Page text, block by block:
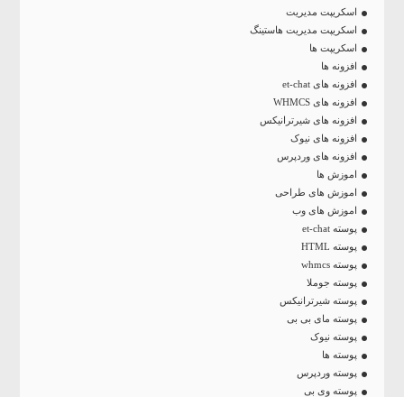
اسکریپت مدیریت
اسکریپت مدیریت هاستینگ
اسکریپت ها
افزونه ها
افزونه های et-chat
افزونه های WHMCS
افزونه های شیرترانیکس
افزونه های نیوک
افزونه های وردپرس
اموزش ها
اموزش های طراحی
اموزش های وب
پوسته et-chat
پوسته HTML
پوسته whmcs
پوسته جوملا
پوسته شیرترانیکس
پوسته مای بی بی
پوسته نیوک
پوسته ها
پوسته وردپرس
پوسته وی بی